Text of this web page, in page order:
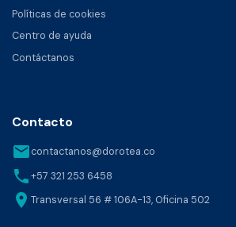
Políticas de cookies
Centro de ayuda
Contáctanos
Contacto
emailcontactanos@dorotea.co
phone+57 321 253 6458
location_onTransversal 56 # 106A-13, Oficina 502